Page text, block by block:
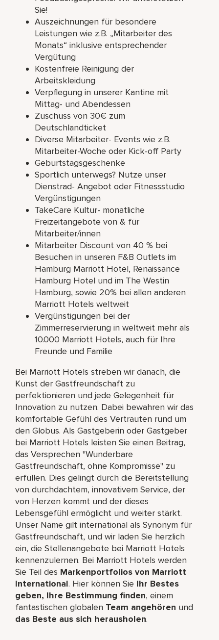
Sie!
Auszeichnungen für besondere
Leistungen wie z.B. „Mitarbeiter des
Monats“ inklusive entsprechender
Vergütung
Kostenfreie Reinigung der
Arbeitskleidung
Verpflegung in unserer Kantine mit
Mittag- und Abendessen
Zuschuss von 30€ zum
Deutschlandticket
Diverse Mitarbeiter- Events wie z.B.
Mitarbeiter-Woche oder Kick-off Party
Geburtstagsgeschenke
Sportlich unterwegs? Nutze unser
Dienstrad- Angebot oder Fitnessstudio
Vergünstigungen
TakeCare Kultur- monatliche
Freizeitangebote von & für
Mitarbeiter/innen
Mitarbeiter Discount von 40 % bei
Besuchen in unseren F&B Outlets im
Hamburg Marriott Hotel, Renaissance
Hamburg Hotel und im The Westin
Hamburg, sowie 20% bei allen anderen
Marriott Hotels weltweit
Vergünstigungen bei der
Zimmerreservierung in weltweit mehr als
10.000 Marriott Hotels, auch für Ihre
Freunde und Familie
Bei Marriott Hotels streben wir danach, die
Kunst der Gastfreundschaft zu
perfektionieren und jede Gelegenheit für
Innovation zu nutzen. Dabei bewahren wir das
komfortable Gefühl des Vertrauten rund um
den Globus. Als Gastgeberin oder Gastgeber
bei Marriott Hotels leisten Sie einen Beitrag,
das Versprechen "Wunderbare
Gastfreundschaft, ohne Kompromisse" zu
erfüllen. Dies gelingt durch die Bereitstellung
von durchdachtem, innovativem Service, der
von Herzen kommt und der dieses
Lebensgefühl ermöglicht und weiter stärkt.
Unser Name gilt international als Synonym für
Gastfreundschaft, und wir laden Sie herzlich
ein, die Stellenangebote bei Marriott Hotels
kennenzulernen. Bei Marriott Hotels werden
Sie Teil des Markenportfolios von Marriott
International. Hier können Sie Ihr Bestes
geben, Ihre Bestimmung finden, einem
fantastischen globalen Team angehören und
das Beste aus sich herausholen.